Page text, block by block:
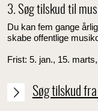
3. Søg tilskud til
Du kan fem gange
skabe offentlige
Frist: 5. jan., 15.
Søg tilskud